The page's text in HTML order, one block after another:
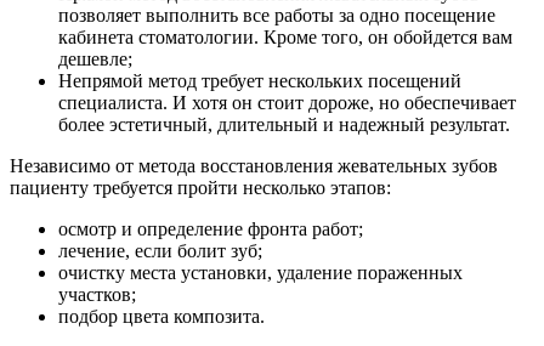
позволяет выполнить все работы за одно посещение
кабинета стоматологии. Кроме того, он обойдется вам
дешевле;
Непрямой метод требует нескольких посещений
специалиста. И хотя он стоит дороже, но обеспечивает
более эстетичный, длительный и надежный результат.
Независимо от метода восстановления жевательных зубов
пациенту требуется пройти несколько этапов:
осмотр и определение фронта работ;
лечение, если болит зуб;
очистку места установки, удаление пораженных
участков;
подбор цвета композита.